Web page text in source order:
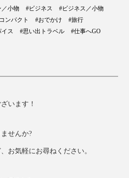
ストレッチ糸の編み込みなの
。裏を見ると白い糸が長めに伸
伸びのための余剰分」。
小物 #ビジネス
#ビジネス／小物
ンパクト #おでかけ
#旅行
ス #思い出トラベル
#仕事へGO
います！
せんか?
お気軽にお尋ねください。